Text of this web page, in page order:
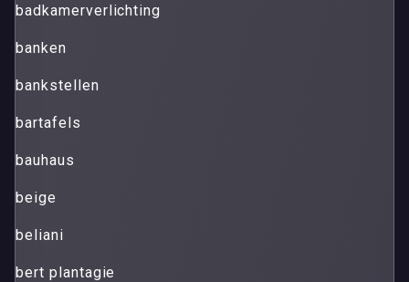
badkamerverlichting
banken
bankstellen
bartafels
bauhaus
beige
beliani
bert plantagie